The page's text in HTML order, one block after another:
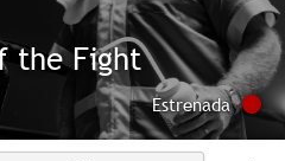
the Fight
Estrenada